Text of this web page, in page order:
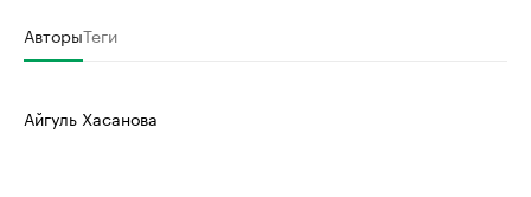
АвторыТеги
Айгуль Хасанова